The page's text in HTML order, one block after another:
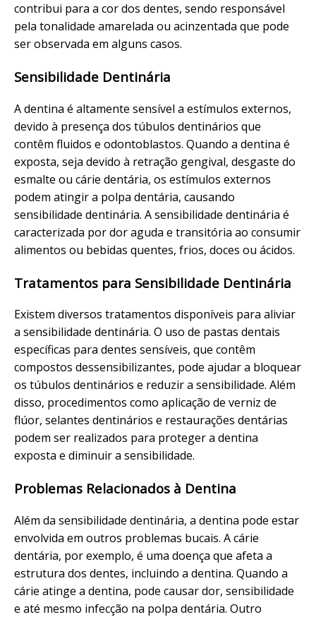
contribui para a cor dos dentes, sendo responsável
pela tonalidade amarelada ou acinzentada que pode
ser observada em alguns casos.
Sensibilidade Dentinária
A dentina é altamente sensível a estímulos externos,
devido à presença dos túbulos dentinários que
contêm fluidos e odontoblastos. Quando a dentina é
exposta, seja devido à retração gengival, desgaste do
esmalte ou cárie dentária, os estímulos externos
podem atingir a polpa dentária, causando
sensibilidade dentinária. A sensibilidade dentinária é
caracterizada por dor aguda e transitória ao consumir
alimentos ou bebidas quentes, frios, doces ou ácidos.
Tratamentos para Sensibilidade Dentinária
Existem diversos tratamentos disponíveis para aliviar
a sensibilidade dentinária. O uso de pastas dentais
específicas para dentes sensíveis, que contêm
compostos dessensibilizantes, pode ajudar a bloquear
os túbulos dentinários e reduzir a sensibilidade. Além
disso, procedimentos como aplicação de verniz de
flúor, selantes dentinários e restaurações dentárias
podem ser realizados para proteger a dentina
exposta e diminuir a sensibilidade.
Problemas Relacionados à Dentina
Além da sensibilidade dentinária, a dentina pode estar
envolvida em outros problemas bucais. A cárie
dentária, por exemplo, é uma doença que afeta a
estrutura dos dentes, incluindo a dentina. Quando a
cárie atinge a dentina, pode causar dor, sensibilidade
e até mesmo infecção na polpa dentária. Outro